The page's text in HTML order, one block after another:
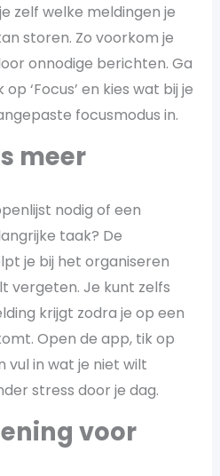
zelf welke meldingen je
storen. Zo voorkom je
onnodige berichten. Ga
‘Focus’ en kies wat bij je
focusmodus in.
meer
nodig of een
taak? De
je bij het organiseren
vergeten. Je kunt zelfs
krijgt zodra je op een
Open de app, tik op
vul in wat je niet wilt
stress door je dag.
voor